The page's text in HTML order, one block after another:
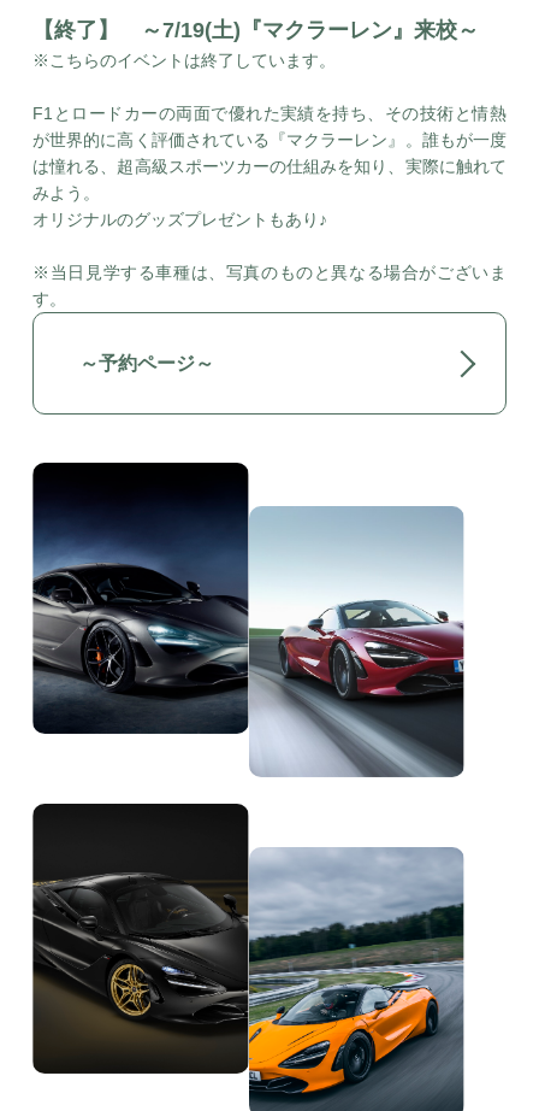
【終了】 ～7/19(土)『マクラーレン』来校～
※こちらのイベントは終了しています。
F1とロードカーの両面で優れた実績を持ち、その技術と情熱
が世界的に高く評価されている『マクラーレン』。誰もが一度
は憧れる、超高級スポーツカーの仕組みを知り、実際に触れて
みよう。
オリジナルのグッズプレゼントもあり♪
※当日見学する車種は、写真のものと異なる場合がございま
す。
～予約ページ～